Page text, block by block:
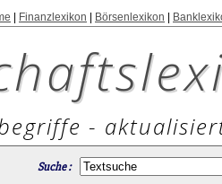
Finanzlexikon Börsenlexikon
-
Suche :